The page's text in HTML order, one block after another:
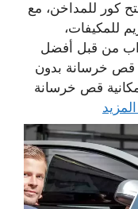
كور للمداخن، مع
للمكيفات،
من قبل أفضل
قص خرسانة بدون
قص خرسانة